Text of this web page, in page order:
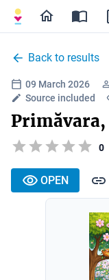
Back to results
09 March 2026
Source included
0
OPEN